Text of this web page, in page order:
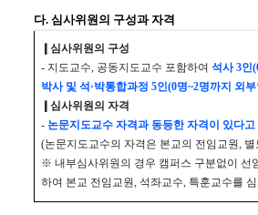
다. 심사위원의 구성과 자격
심사위원의 구성
- 지도교수, 공동지도교수 포함하여 석사3인
박사 및 석 ·박통합과정 5인(0명~2명까지 외
심사위원의 자격
- 논문지도교수 자격과 동등한 자격이 있다고
(논문지도교수의 자격은 본교의 전임교원, 별
※ 내부심사위원의 경우 캠퍼스 구분없이 선
하여 본교 전임교원, 석좌교수, 특훈교수를